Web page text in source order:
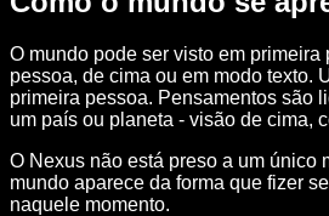
O mundo pode ser visto em primeira
pessoa, de cima ou em modo texto.
primeira pessoa. Pensamentos são
um país ou planeta - visão de cima,
O Nexus não está preso a um único
mundo aparece da forma que fizer
naquele momento.